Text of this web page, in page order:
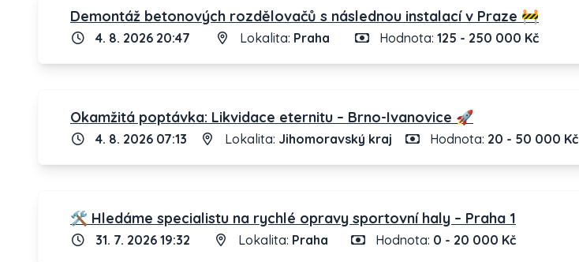
Demontáž betonových rozdělovačů s následnou instalací v Praze 🚧
4. 8. 2026 20:47 Lokalita: Praha Hodnota: 125 - 250 000 Kč
Okamžitá poptávka: Likvidace eternitu – Brno-Ivanovice 🚀
4. 8. 2026 07:13 Lokalita: Jihomoravský kraj Hodnota: 20 - 50 000 Kč
🛠️ Hledáme specialistu na rychlé opravy sportovní haly – Praha 1
31. 7. 2026 19:32 Lokalita: Praha Hodnota: 0 - 20 000 Kč